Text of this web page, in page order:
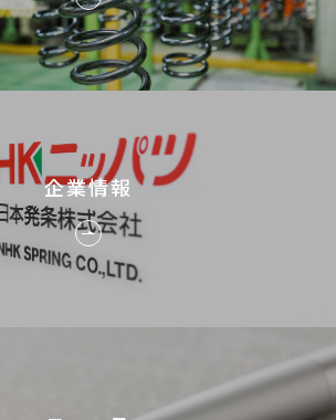
企業情報